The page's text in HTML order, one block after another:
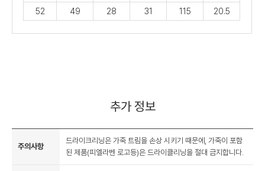
52
49 28 31 115 20.5
추가 정보
주의사항
드라이크리닝은 가죽 트림을 손상 시키기 때문에, 가죽이 포함
된 제품(피엘라벤 로고등)은 드라이클리닝을 절대 금지합니다.